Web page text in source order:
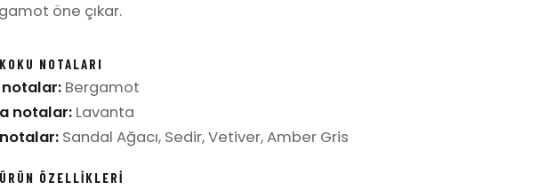
öne çıkar.
KOKU NOTALARI
notalar: Bergamot
notalar: Lavanta
Sandal Ağacı, Sedir, Vetiver, Amber Gris
ÜRÜN ÖZELLIKLERI